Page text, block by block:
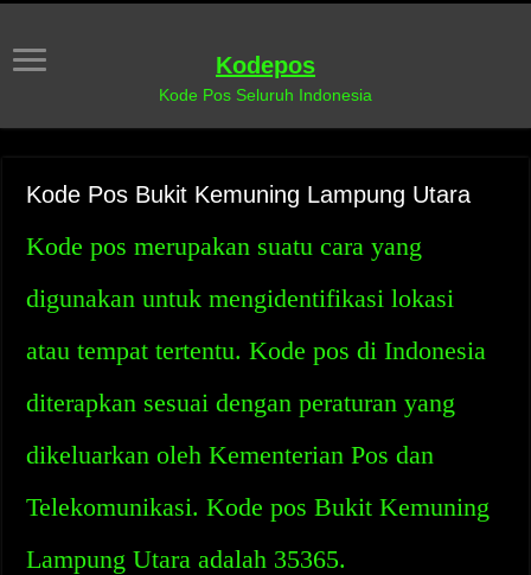
Kodepos
Kode Pos Seluruh Indonesia
Kode Pos Bukit Kemuning Lampung Utara
Kode pos merupakan suatu cara yang
digunakan untuk mengidentifikasi lokasi
atau tempat tertentu. Kode pos di Indonesia
diterapkan sesuai dengan peraturan yang
dikeluarkan oleh Kementerian Pos dan
Telekomunikasi. Kode pos Bukit Kemuning
Lampung Utara adalah 35365.